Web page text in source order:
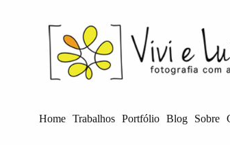
Home Trabalhos Portfólio Blog Sobre